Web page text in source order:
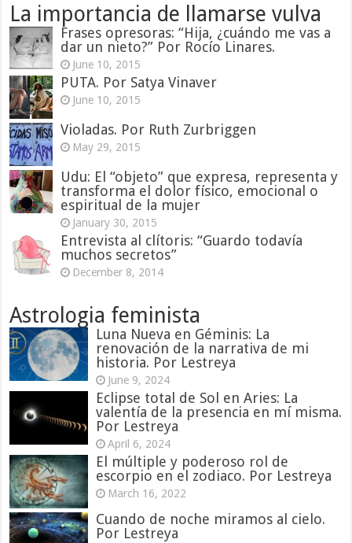
La importancia de llamarse vulva
Frases opresoras: “Hija, ¿cuándo me vas a
dar un nieto?” Por Rocío Linares.
June 10, 2015
PUTA. Por Satya Vinaver
June 10, 2015
Violadas. Por Ruth Zurbriggen
May 29, 2015
Udu: El “objeto” que expresa, representa y
transforma el dolor físico, emocional o
espiritual de la mujer
January 30, 2015
Entrevista al clítoris: “Guardo todavía
muchos secretos”
December 8, 2014
Astrologia feminista
Luna Nueva en Géminis: La
renovación de la narrativa de mi
historia. Por Lestreya
June 9, 2024
Eclipse total de Sol en Aries: La
valentía de la presencia en mí misma.
Por Lestreya
April 6, 2024
El múltiple y poderoso rol de
escorpio en el zodiaco. Por Lestreya
March 16, 2022
Cuando de noche miramos al cielo.
Por Lestreya